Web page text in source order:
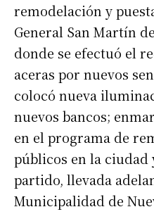
remodelación y
General San Martín
donde se efectuó el
aceras por nuevos
colocó nueva
nuevos bancos;
en el programa de
públicos en la ciudad
partido, llevada
Municipalidad de